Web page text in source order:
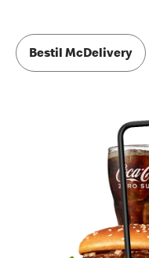
Bestil McDelivery